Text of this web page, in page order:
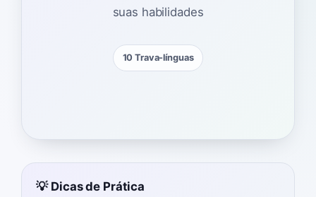
suas habilidades
10 Trava-línguas
💡 Dicas de Prática